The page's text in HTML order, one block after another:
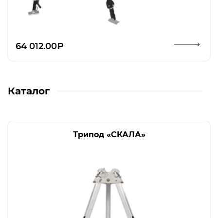
64 012.00₽
Каталог
Трипод «СКАЛА»